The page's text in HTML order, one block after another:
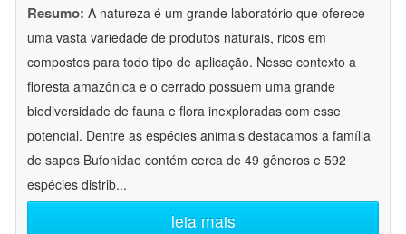
Resumo: A natureza é um grande laboratório que oferece
uma vasta variedade de produtos naturais, ricos em
compostos para todo tipo de aplicação. Nesse contexto a
floresta amazônica e o cerrado possuem uma grande
biodiversidade de fauna e flora inexploradas com esse
potencial. Dentre as espécies animais destacamos a família
de sapos Bufonidae contém cerca de 49 gêneros e 592
espécies distrib...
leia mais